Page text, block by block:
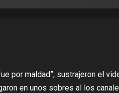
por maldad”, sustrajeron el
en unos sobres al los